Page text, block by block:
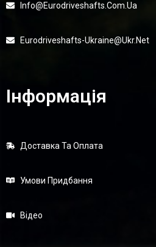
Info@eurodriveshafts.com.ua
Eurodriveshafts-Ukraine@ukr.net
Інформація
Доставка Та Оплата
Умови Придбання
Відео